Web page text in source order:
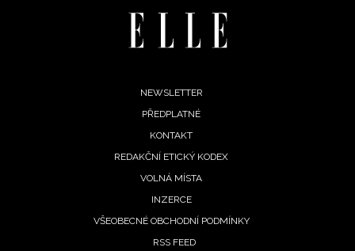
NEWSLETTER
PŘEDPLATNÉ
KONTAKT
REDAKČNÍ ETICKÝ KODEX
VOLNÁ MÍSTA
INZERCE
VŠEOBECNÉ OBCHODNÍ PODMÍNKY
RSS FEED